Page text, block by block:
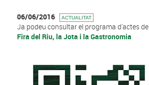
06/06/2016 ACTUALITAT
Ja podeu consultar el programa d'actes de
Fira del Riu, la Jota i la Gastronomia